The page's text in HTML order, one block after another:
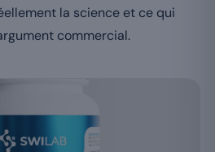
la science et ce qui
commercial.